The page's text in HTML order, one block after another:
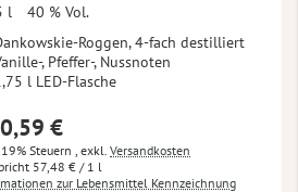
l
40 % Vol.
Roggen, 4-fach destilliert
, Pfeffer-, Nussnoten
l LED-Flasche
€
Steuern exkl. Versandkosten
57,48 € / 1 l
zur Lebensmittel Kennzeichnung